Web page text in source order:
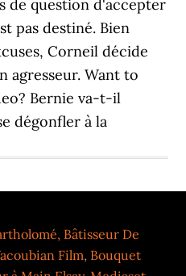
Bâtisseur De
Film, Bouquet